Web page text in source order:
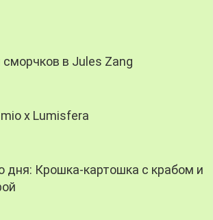
сморчков в Jules Zang
x Lumisfera
дня: Крошка-картошка с крабом и